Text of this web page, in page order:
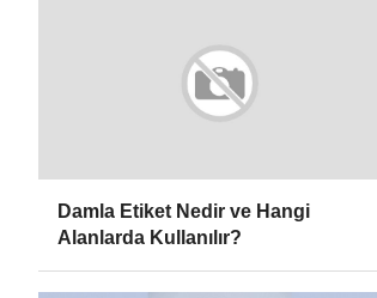
Damla Etiket Nedir ve Hangi
Alanlarda Kullanılır?